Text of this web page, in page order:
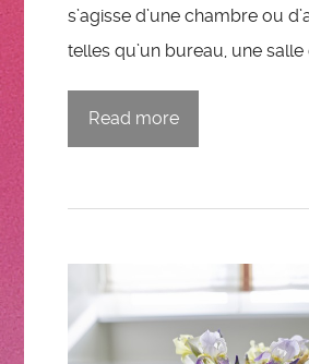
s’agisse d’une chambre ou
telles qu’un bureau, une salle
Read more